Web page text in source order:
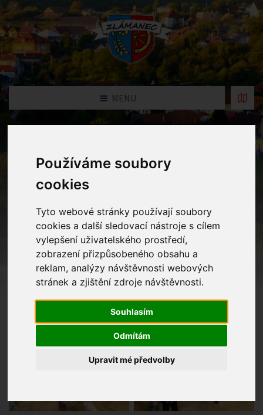
Používáme soubory
cookies
Tyto webové stránky používají soubory
cookies a další sledovací nástroje s cílem
vylepšení uživatelského prostředí,
zobrazení přizpůsobeného obsahu a
reklam, analýzy návštěvnosti webových
stránek a zjištění zdroje návštěvnosti.
Souhlasím
Odmítám
Upravit mé předvolby
MENU
Fotogalerie
domě ve Zlámanci